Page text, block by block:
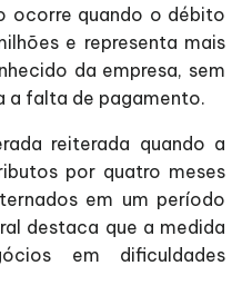
ocorre quando o débito
e representa mais
da empresa, sem
a falta de pagamento.
reiterada quando a
por quatro meses
em um período
destaca que a medida
em dificuldades